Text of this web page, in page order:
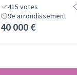
415 votes
9e arrondissement
40 000 €